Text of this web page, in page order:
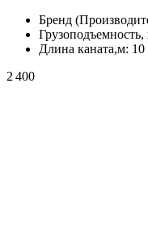
Бренд
Грузоподъемность,
Длина каната,м: 10
2 400